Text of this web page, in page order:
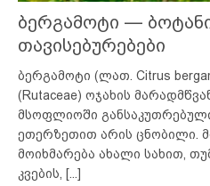
ბერგამოტი —
თავისებურებები
ბერგამოტი (ლათ. Citrus
(Rutaceae) ოჯახის
მსოფლიოში
ეთერზეთით არის ცნობილი.
მოიხმარება ახალი სახით,
კვების,
[...]